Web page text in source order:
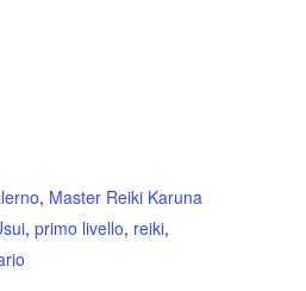
, Master Reiki Karuna
, primo livello, reiki,